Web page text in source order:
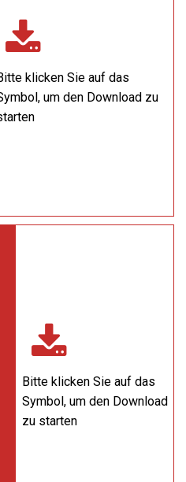
klicken Sie auf das
um den Download zu
Bitte klicken Sie auf das
Symbol, um den Download
zu starten